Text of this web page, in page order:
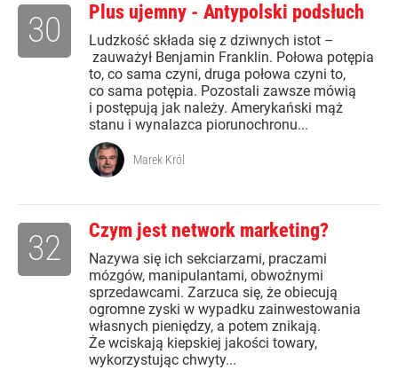
Plus ujemny - Antypolski podsłuch
Ludzkość składa się z dziwnych istot –
zauważył Benjamin Franklin. Połowa potępia
to, co sama czyni, druga połowa czyni to,
co sama potępia. Pozostali zawsze mówią
i postępują jak należy. Amerykański mąż
stanu i wynalazca piorunochronu...
30
Marek Król
Czym jest network marketing?
Nazywa się ich sekciarzami, praczami
mózgów, manipulantami, obwoźnymi
sprzedawcami. Zarzuca się, że obiecują
ogromne zyski w wypadku zainwestowania
własnych pieniędzy, a potem znikają.
Że wciskają kiepskiej jakości towary,
wykorzystując chwyty...
32